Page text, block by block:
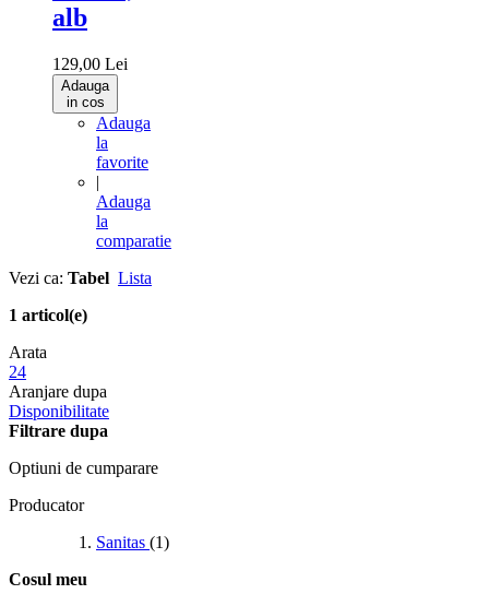
alb
129,00 Lei
Adauga
in cos
Adauga
la
favorite
|
Adauga
la
comparatie
Vezi ca: Tabel Lista
1 articol(e)
Arata
24
Aranjare dupa
Disponibilitate
Filtrare dupa
Optiuni de cumparare
Producator
Sanitas (1)
Cosul meu